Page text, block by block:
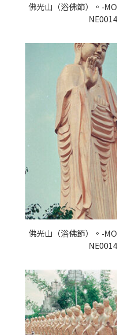
佛光山（浴佛節）。-
佛光山（浴佛節）。-